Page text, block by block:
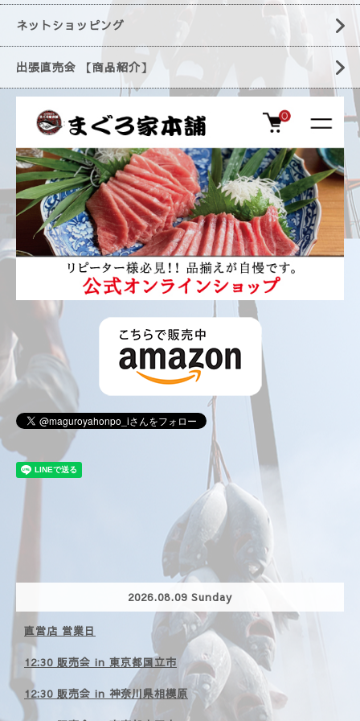
ネットショッピング
出張直売会 【商品紹介】
2026.08.09 Sunday
直営店 営業日
12:30 販売会 in 東京都国立市
12:30 販売会 in 神奈川県相模原